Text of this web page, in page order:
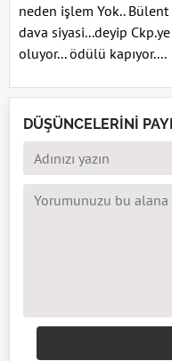
neden işlem Yok..
dava siyasi...deyip
oluyor... ödülü kapıyor....
DÜŞÜNCELERİNİ